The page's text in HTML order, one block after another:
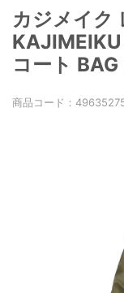
カジメイク
コート
商品コード：